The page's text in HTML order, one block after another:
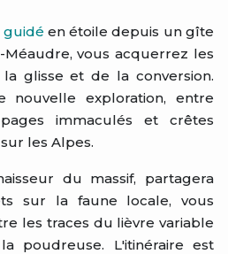
guidé en étoile depuis un gîte
vous acquerrez les
glisse et de la conversion.
nouvelle exploration, entre
immaculés et crêtes
les Alpes.
du massif, partagera
sur la faune locale, vous
les traces du lièvre variable
poudreuse. L'itinéraire est